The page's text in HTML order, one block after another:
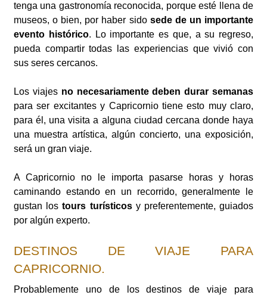
tenga una gastronomía reconocida, porque esté llena de
museos, o bien, por haber sido sede de un importante
evento histórico. Lo importante es que, a su regreso,
pueda compartir todas las experiencias que vivió con
sus seres cercanos.
Los viajes no necesariamente deben durar semanas
para ser excitantes y Capricornio tiene esto muy claro,
para él, una visita a alguna ciudad cercana donde haya
una muestra artística, algún concierto, una exposición,
será un gran viaje.
A Capricornio no le importa pasarse horas y horas
caminando estando en un recorrido, generalmente le
gustan lostours turísticosy preferentemente, guiados
por algún experto.
DESTINOS DE VIAJE PARA
CAPRICORNIO.
Probablemente uno de los destinos de viaje para